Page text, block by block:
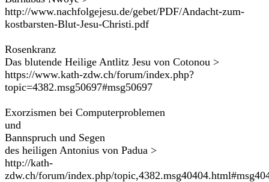
http://www.nachfolgejesu.de/gebet/PDF/Andacht-zum-
kostbarsten-Blut-Jesu-Christi.pdf
Rosenkranz
Das blutende Heilige Antlitz Jesu von Cotonou >
https://www.kath-zdw.ch/forum/index.php?
topic=4382.msg50697#msg50697
Exorzismen bei Computerproblemen
und
Bannspruch und Segen
des heiligen Antonius von Padua >
http://kath-
zdw.ch/forum/index.php/